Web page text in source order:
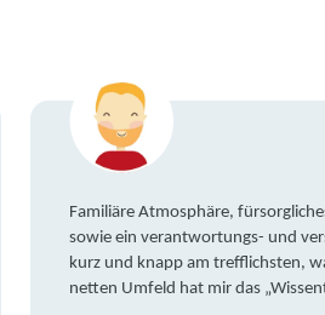
Familiäre Atmosphäre,
sowie ein verantwortungs- und
kurz und knapp am trefflichsten,
netten Umfeld hat mir das